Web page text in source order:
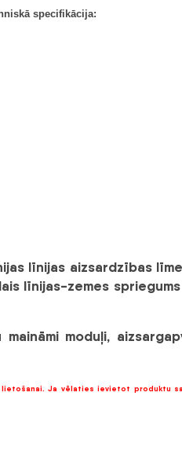
specifikācija:
līnijas aizsardzības
līnijas-zemes spriegums
moduļi,
Ja vēlaties ievietot produktu